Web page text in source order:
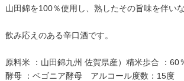
山田錦を100％使用し、熟したその旨味を伴い
飲み応えのある辛口酒です。
原料米 ：山田錦九州 佐賀県産）精米歩合 ：60
酵母 ：ベゴニア酵母 アルコール度数：15度